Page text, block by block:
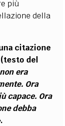
più
della
citazione
(testo del
era
Ora
capace. Ora
debba
.